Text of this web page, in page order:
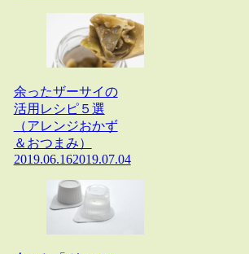
余ったザーサイの
活用レシピ５選
（アレンジおかず
＆おつまみ）
2019.06.162019.07.04